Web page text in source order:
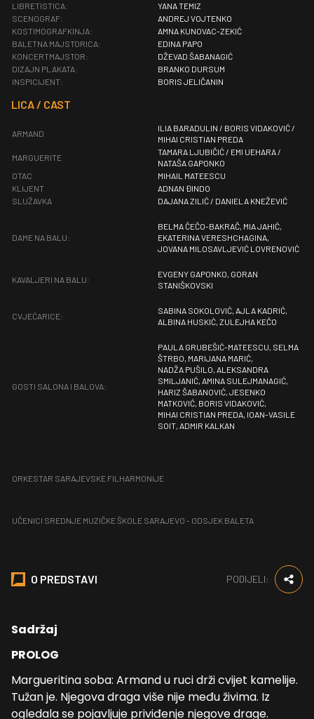
O PREDSTAVI PODIJELI:
Sadržaj
PROLOG
Margueritina soba: Armand u ruci drži cvijet kamelije.
Tužan je. Njegova draga više nije među živima. Iz
ogledala se pojavljuje priviđenje njegove drage.
LIBRETISTICA:
YANA TEMIZ
SCENOGRAF:
ANDREJ VOJTENKO
KOSTIMOGRAFKINJA:
AMNA KUNOVAC-ZEKIĆ
BALETNA MAJSTORICA:
EDINA PAPO
KONCERTMAJSTOR:
DŽEVAD ŠABANAGIĆ
DIZAJN PLAKATA:
BRANKO DURSUM
INSPICIJENT:
BORIS JELIČANIN
LICA / CAST
ARMAND
ILIA BARADULIN / BORIS VIDAKOVIĆ /
MIHAI CRISTIAN PREDA
MARGUERITE
TAMARA LJUBIČIĆ / EMI UEHARA /
NATAŠA GAPONKO
OTAC
MIHAIL MATEESCU
KLIJENT
ADNAN ĐINDO
SLUŽAVKA
DAJANA ZILIĆ / DANIELA KNEŽEVIĆ
DAME NA BALU:
BELMA ČEČO-BAKRAČ, MIA JAHIĆ,
EKATERINA VERESHCHAGINA,
JOVANA MILOSAVLJEVIĆ LOVRENOVIĆ
KAVALJERI NA BALU:
EVGENY GAPONKO, GORAN
STANIŠKOVSKI
CVJEĆARICE:
SABINA SOKOLOVIĆ, AJLA KADRIĆ,
ALBINA HUSKIĆ, ZULEJHA KEČO
GOSTI SALONA I BALOVA:
PAULA GRUBEŠIĆ-MATEESCU, SELMA
ŠTRBO, MARIJANA MARIĆ,
NADŽA PUŠILO, ALEKSANDRA
SMILJANIĆ, AMINA SULEJMANAGIĆ,
HARIZ ŠABANOVIĆ, JESENKO
MATKOVIĆ, BORIS VIDAKOVIĆ,
MIHAI CRISTIAN PREDA, IOAN-VASILE
SOIT, ADMIR KALKAN
ORKESTAR SARAJEVSKE FILHARMONIJE
UČENICI SREDNJE MUZIČKE ŠKOLE SARAJEVO - ODSJEK BALETA